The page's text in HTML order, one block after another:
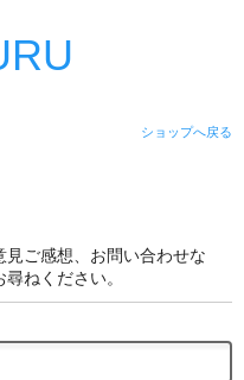
ショップへ戻る
ご感想、お問い合わせな
ねください。